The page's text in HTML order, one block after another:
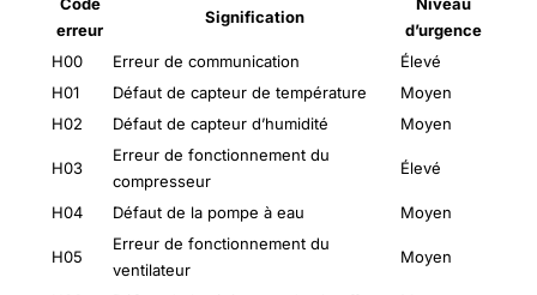
Code
erreur
Signification
Niveau
d’urgence
H00
Erreur de communication
Élevé
H01
Défaut de capteur de température
Moyen
H02
Défaut de capteur d’humidité Moyen
H03
Erreur de fonctionnement du
compresseur
Élevé
H04 Défaut de la pompe à eau Moyen
H05
Erreur de fonctionnement du
ventilateur
Moyen